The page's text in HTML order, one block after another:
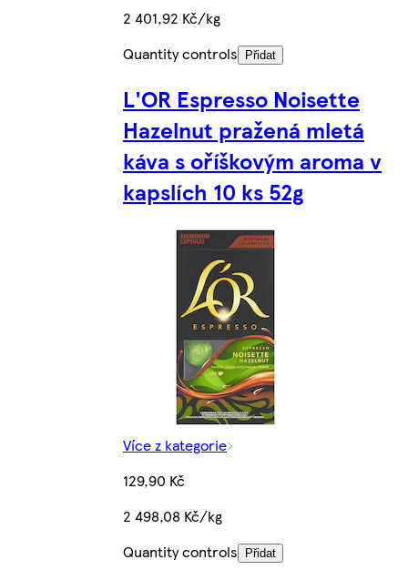
2 401,92 Kč/kg
Quantity controls
Přidat
L'OR Espresso Noisette
Hazelnut pražená mletá
káva s oříškovým aroma v
kapslích 10 ks 52g
Více z kategorie
129,90 Kč
2 498,08 Kč/kg
Quantity controls
Přidat